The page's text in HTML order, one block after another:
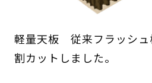
軽量天板 従来フラッシュ
割カットしました。